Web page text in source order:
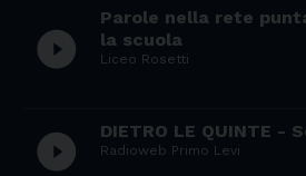
play_circle_filled
Parole nella rete
la scuola
Liceo Rosetti
play_circle_filled DIETRO LE QUINTE -
Radioweb Primo Levi